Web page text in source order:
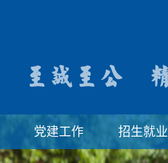
党建工作 招生就业